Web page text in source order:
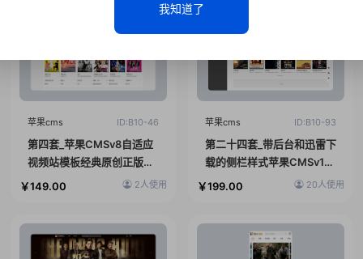
苹果cms ID:B10-46
第四套_苹果CMSv8自适应
视频站模板经典原创正版挖
片网DIY模板
2人使用
￥149.00
苹果cms ID:B10-93
第二十四套_带后台和迅雷下
载的侧栏样式苹果CMSv10
模板
20人使用
￥199.00
我知道了